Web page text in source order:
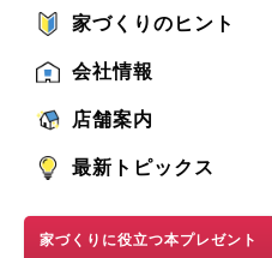
家づくりのヒント
会社情報
店舗案内
最新トピックス
家づくりに役立つ本プレゼント